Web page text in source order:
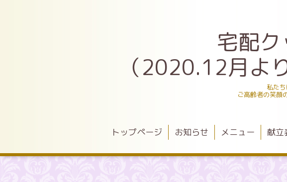
宅配
（2020.12月よ
私た
ご高齢者の笑顔
トップページ お知らせ メニュー 献立